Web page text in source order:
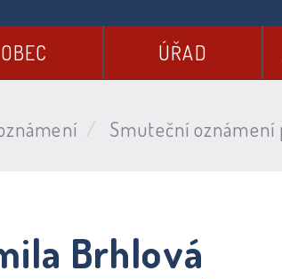
OBEC ÚŘAD
Smuteční oznámení
Brhlová